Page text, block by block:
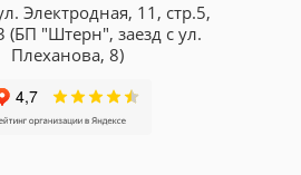
Электродная, 11, стр.5,
(БП "Штерн", заезд с ул.
Плеханова, 8)